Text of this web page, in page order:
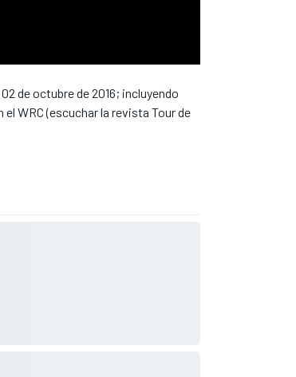
de octubre de 2016; incluyendo
WRC (escuchar la revista Tour de